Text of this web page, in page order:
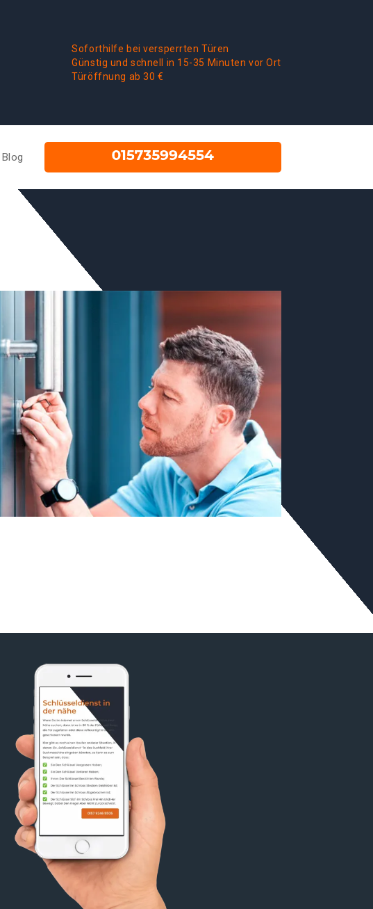
Soforthilfe bei versperrten Türen
Günstig und schnell in 15-35 Minuten vor Ort
Türöffnung ab 30 €
Blog